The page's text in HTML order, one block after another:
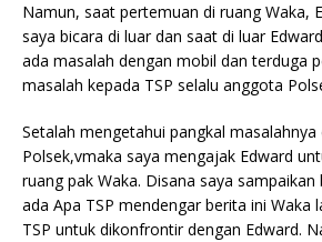
Namun, saat pertemuan di ruang Waka,
saya bicara di luar dan saat di luar
ada masalah dengan mobil dan terduga
masalah kepada TSP selalu anggota
Setalah mengetahui pangkal
Polsek,vmaka saya mengajak Edward
ruang pak Waka. Disana saya
ada Apa TSP mendengar berita ini Waka
TSP untuk dikonfrontir dengan Edward.